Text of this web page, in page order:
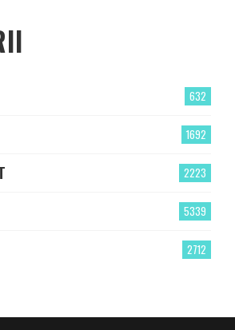
632
1692
2223
5339
2712